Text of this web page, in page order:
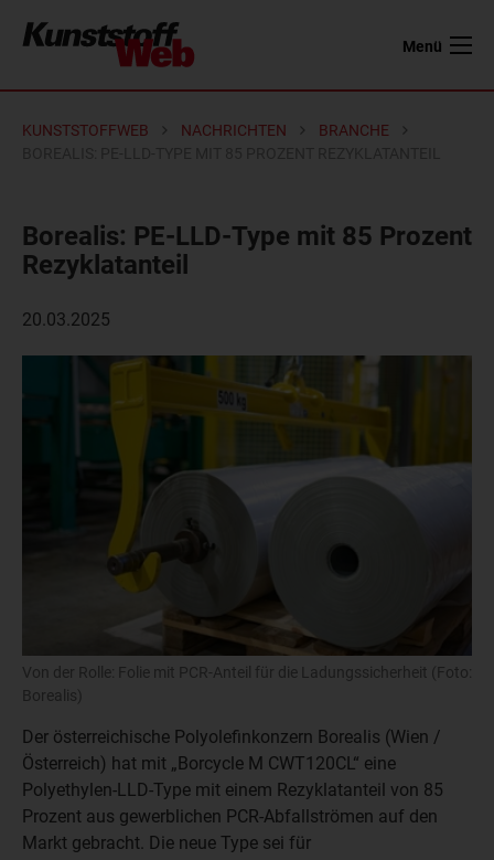
Menü
KUNSTSTOFFWEB NACHRICHTEN
BRANCHE
Borealis: PE-LLD-Type mit 85 Prozent
Rezyklatanteil
20.03.2025
Von der Rolle: Folie mit PCR-Anteil für die Ladungssicherheit (Foto:
Borealis)
Der österreichische Polyolefinkonzern Borealis (Wien /
Österreich) hat mit „Borcycle M CWT120CL“ eine
Polyethylen-LLD-Type mit einem Rezyklatanteil von 85
Prozent aus gewerblichen PCR-Abfallströmen auf den
Markt gebracht. Die neue Type sei für